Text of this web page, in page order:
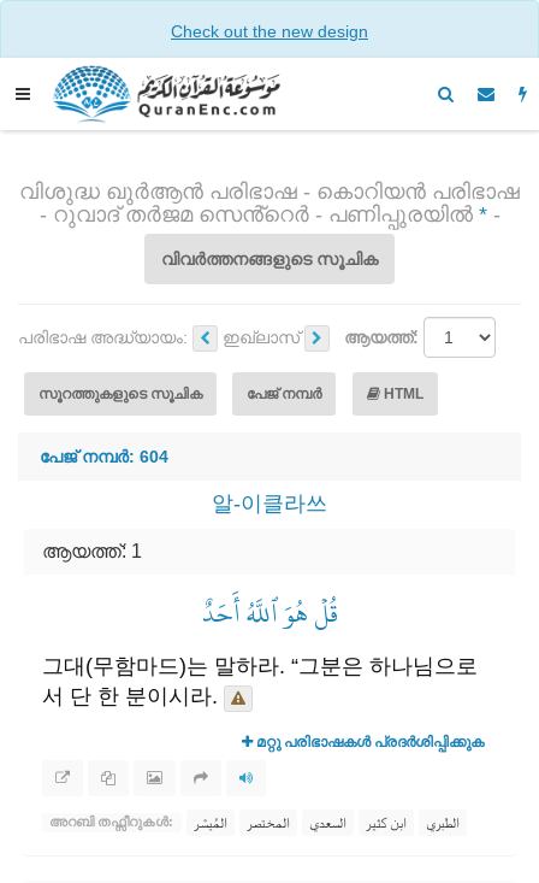
Check out the new design
വിശുദ്ധ ഖുർആൻ പരിഭാഷ - കൊറിയൻ പരിഭാഷ
- റുവാദ് തർജമ സെൻ്റെർ - പണിപ്പുരയിൽ *-
വിവർത്തനങ്ങളുടെ സൂചിക
പരിഭാഷ അദ്ധ്യായം: ഇഖ്ലാസ് ആയത്ത്:
സൂറത്തുകളുടെ സൂചിക പേജ് നമ്പർ HTML
പേജ് നമ്പർ: 604
알-이클라쓰
ആയത്ത്: 1
قُلۡ هُوَ ٱللَّهُ أَحَدٌ
그대(무함마드)는 말하라. “그분은 하나님으로
서 단 한 분이시라.
മറ്റു പരിഭാഷകൾ പ്രദർശിപ്പിക്കുക
അറബി തഫ്സീറുകൾ: المُيسَّر المختصر السعدي ابن كثير الطبري